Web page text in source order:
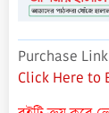
Purchase Link
Click Here to